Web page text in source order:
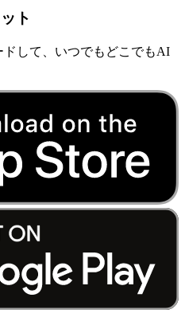
ト
ドして、いつでもどこでもAI